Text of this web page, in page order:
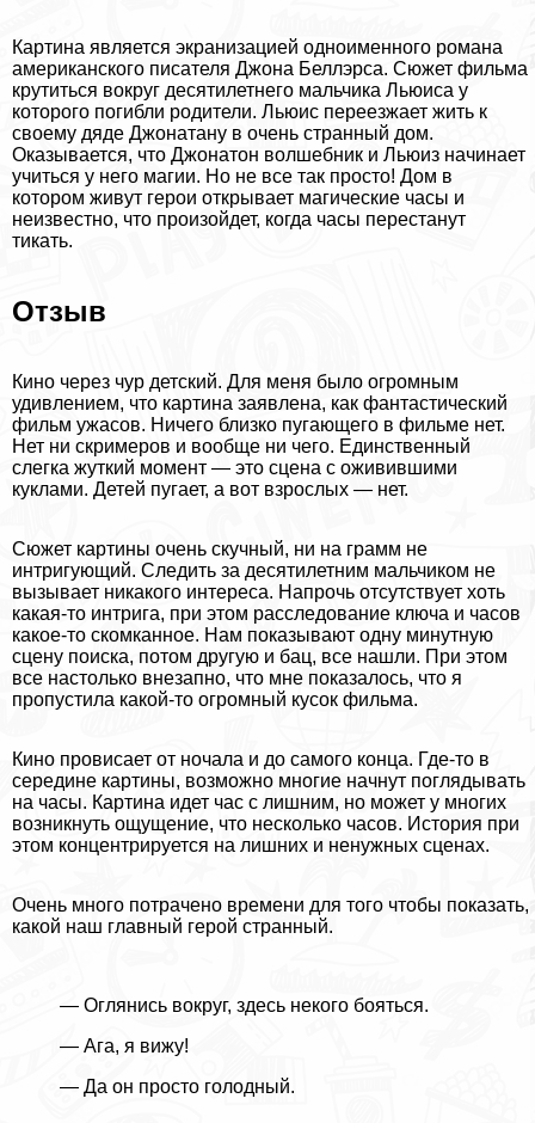
Картина является экранизацией одноименного романа
американского писателя Джона Беллэрса. Сюжет фильма
крутиться вокруг десятилетнего мальчика Льюиса у
которого погибли родители. Льюис переезжает жить к
своему дяде Джонатану в очень странный дом.
Оказывается, что Джонатон волшебник и Льюиз начинает
учиться у него магии. Но не все так просто! Дом в
котором живут герои открывает магические часы и
неизвестно, что произойдет, когда часы перестанут
тикать.
Отзыв
Кино через чур детский. Для меня было огромным
удивлением, что картина заявлена, как фантастический
фильм ужасов. Ничего близко пугающего в фильме нет.
Нет ни скримеров и вообще ни чего. Единственный
слегка жуткий момент — это сцена с оживившими
куклами. Детей пугает, а вот взрослых — нет.
Сюжет картины очень скучный, ни на грамм не
интригующий. Следить за десятилетним мальчиком не
вызывает никакого интереса. Напрочь отсутствует хоть
какая-то интрига, при этом расследование ключа и часов
какое-то скомканное. Нам показывают одну минутную
сцену поиска, потом другую и бац, все нашли. При этом
все настолько внезапно, что мне показалось, что я
пропустила какой-то огромный кусок фильма.
Кино провисает от ночала и до самого конца. Где-то в
середине картины, возможно многие начнут поглядывать
на часы. Картина идет час с лишним, но может у многих
возникнуть ощущение, что несколько часов. История при
этом концентрируется на лишних и ненужных сценах.
Очень много потрачено времени для того чтобы показать,
какой наш главный герой странный.
— Оглянись вокруг, здесь некого бояться.
— Ага, я вижу!
— Да он просто голодный.